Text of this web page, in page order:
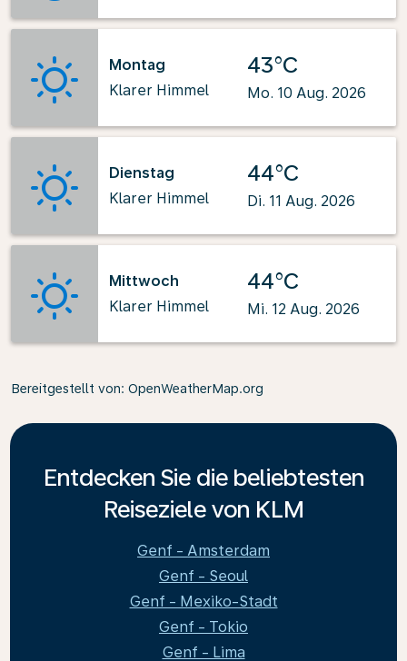
Montag
Klarer Himmel
43°C
Mo. 10 Aug. 2026
Dienstag
Klarer Himmel
44°C
Di. 11 Aug. 2026
Mittwoch
Klarer Himmel
44°C
Mi. 12 Aug. 2026
Bereitgestellt von: OpenWeatherMap.org
Entdecken Sie die beliebtesten
Reiseziele von KLM
Genf - Amsterdam
Genf - Seoul
Genf - Mexiko-Stadt
Genf - Tokio
Genf - Lima